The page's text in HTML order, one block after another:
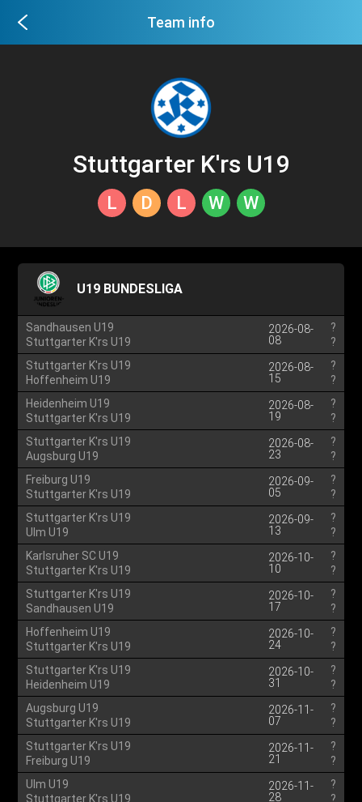
Team info
Stuttgarter K'rs U19
L D L W W
U19 BUNDESLIGA
Sandhausen U19
Stuttgarter K'rs U19
2026-08-
08
?
?
Stuttgarter K'rs U19
Hoffenheim U19
2026-08-
15
?
?
Heidenheim U19
Stuttgarter K'rs U19
2026-08-
19
?
?
Stuttgarter K'rs U19
Augsburg U19
2026-08-
23
?
?
Freiburg U19
Stuttgarter K'rs U19
2026-09-
05
?
?
Stuttgarter K'rs U19
Ulm U19
2026-09-
13
?
?
Karlsruher SC U19
Stuttgarter K'rs U19
2026-10-
10
?
?
Stuttgarter K'rs U19
Sandhausen U19
2026-10-
17
?
?
Hoffenheim U19
Stuttgarter K'rs U19
2026-10-
24
?
?
Stuttgarter K'rs U19
Heidenheim U19
2026-10-
31
?
?
Augsburg U19
Stuttgarter K'rs U19
2026-11-
07
?
?
Stuttgarter K'rs U19
Freiburg U19
2026-11-
21
?
?
Ulm U19
Stuttgarter K'rs U19
2026-11-
28
?
?